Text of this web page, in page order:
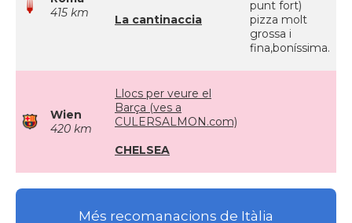
415 km
La cantinaccia
punt fort)
pizza molt
grossa i
fina,boníssima.
Wien
420 km
Llocs per veure el
Barça (ves a
CULERSALMON.com)
CHELSEA
Més recomanacions de Itàlia